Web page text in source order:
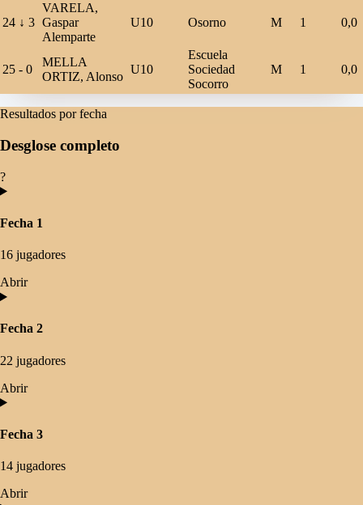
24 ↓ 3
VARELA,
Gaspar
Alemparte
U10 Osorno M 1 0,0
25 - 0
MELLA
ORTIZ, Alonso
U10
Escuela
Sociedad
Socorro
M 1 0,0
Resultados por fecha
Desglose completo
?
Fecha 1
16 jugadores
Abrir
Fecha 2
22 jugadores
Abrir
Fecha 3
14 jugadores
Abrir